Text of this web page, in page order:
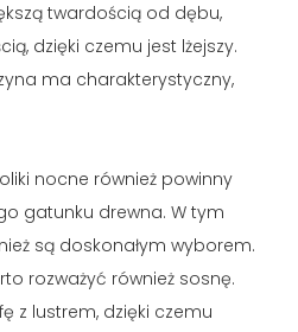
twardością od dębu,
dzięki czemu jest lżejszy.
ma charakterystyczny,
nocne również powinny
gatunku drewna. W tym
są doskonałym wyborem.
rozważyć również sosnę.
z lustrem, dzięki czemu